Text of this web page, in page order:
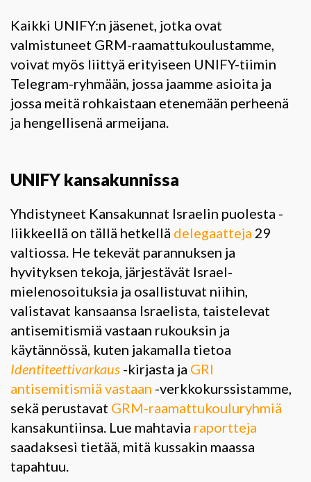
Kaikki UNIFY:n jäsenet, jotka ovat
valmistuneet GRM-raamattukoulustamme,
voivat myös liittyä erityiseen UNIFY-tiimin
Telegram-ryhmään, jossa jaamme asioita ja
jossa meitä rohkaistaan etenemään perheenä
ja hengellisenä armeijana.
UNIFY kansakunnissa
Yhdistyneet Kansakunnat Israelin puolesta -
liikkeellä on tällä hetkellä delegaatteja 29
valtiossa. He tekevät parannuksen ja
hyvityksen tekoja, järjestävät Israel-
mielenosoituksia ja osallistuvat niihin,
valistavat kansaansa Israelista, taistelevat
antisemitismiä vastaan rukouksin ja
käytännössä, kuten jakamalla tietoa
Identiteettivarkaus -kirjasta ja GRI
antisemitismiä vastaan -verkkokurssistamme,
sekä perustavat GRM-raamattukouluryhmiä
kansakuntiinsa. Lue mahtavia raportteja
saadaksesi tietää, mitä kussakin maassa
tapahtuu.